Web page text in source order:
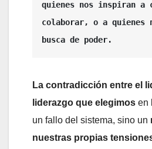
quienes nos inspiran a
colaborar, o a quienes
busca de poder.
La contradicción entre el
liderazgo que elegimos en
un fallo del sistema, sino un
nuestras propias